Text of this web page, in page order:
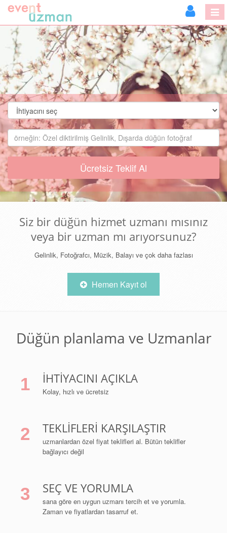
Ücretsiz Teklif Al
Siz bir düğün hizmet uzmanı mısınız
veya bir uzman mı arıyorsunuz?
Gelinlik, Fotoğrafcı, Müzik, Balayı ve çok daha fazlası
Hemen Kayıt ol
Düğün planlama ve Uzmanlar
1 İHTIYACINI AÇIKLA
Kolay, hızlı ve ücretsiz
2 TEKLIFLERI KARŞILAŞTIR
uzmanlardan özel fiyat teklifleri al. Bütün teklifler
bağlayıcı değil
3 SEÇ VE YORUMLA
sana göre en uygun uzmanı tercih et ve yorumla.
Zaman ve fiyatlardan tasarruf et.